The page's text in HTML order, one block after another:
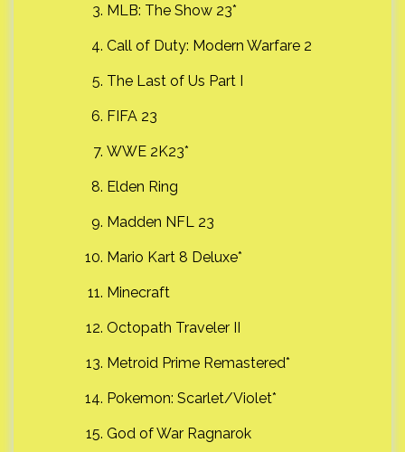
MLB: The Show 23*
Call of Duty: Modern Warfare 2
The Last of Us Part I
FIFA 23
WWE 2K23*
Elden Ring
Madden NFL 23
Mario Kart 8 Deluxe*
Minecraft
Octopath Traveler II
Metroid Prime Remastered*
Pokemon: Scarlet/Violet*
God of War Ragnarok